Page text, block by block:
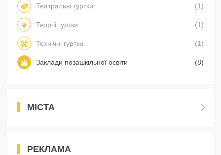
Театральні гуртки (1)
Творчі гуртки (1)
Технічні гуртки (1)
Заклади позашкільної освіти (8)
МІСТА
РЕКЛАМА